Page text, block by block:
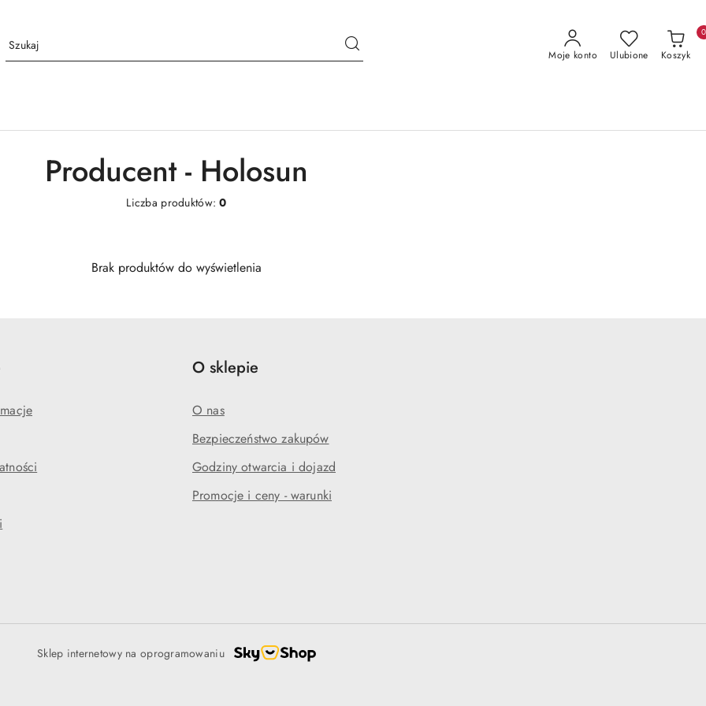
Moje konto Ulubione Koszyk
0
Producent - Holosun
Liczba produktów:0
Brak produktów do wyświetlenia
O sklepie
O nas
Bezpieczeństwo zakupów
Godziny otwarcia i dojazd
Promocje i ceny - warunki
Sklep internetowy na oprogramowaniu